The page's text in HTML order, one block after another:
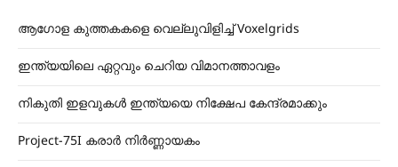
ആഗോള കുത്തകകളെ വെല്ലുവിളിച്ച് Voxelgrids
ഇന്ത്യയിലെ ഏറ്റവും ചെറിയ വിമാനത്താവളം
നികുതി ഇളവുകൾ ഇന്ത്യയെ നിക്ഷേപ കേന്ദ്രമാക്കും
Project-75I കരാർ നിർണ്ണായകം